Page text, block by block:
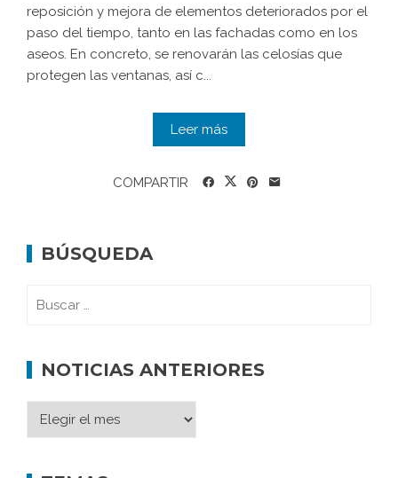
reposición y mejora de elementos deteriorados por el
paso del tiempo, tanto en las fachadas como en los
aseos. En concreto, se renovarán las celosías que
protegen las ventanas, así c...
Leer más
COMPARTIR
BÚSQUEDA
NOTICIAS ANTERIORES